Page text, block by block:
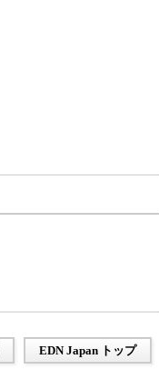
EDN Japan トップ